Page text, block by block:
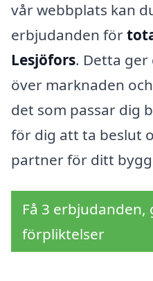
vår webbplats kan
erbjudanden för
Lesjöfors. Detta
över marknaden
det som passar dig
för dig att ta beslut
partner för ditt
Få 3
förpliktelser